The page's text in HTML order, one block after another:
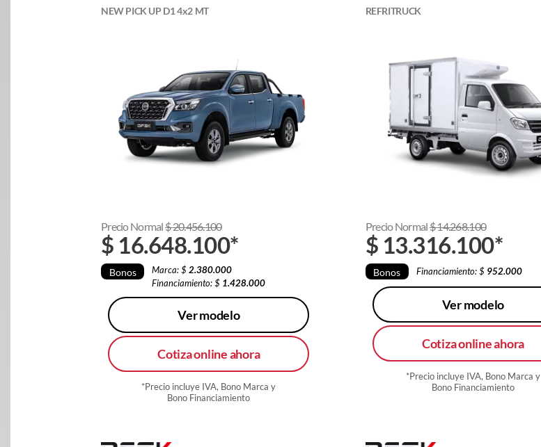
NEW PICK UP D1 4x2 MT
Precio Normal$20.456.100
$ 16.648.100*
Bonos Marca: $2.380.000
Financiamiento: $ 1.428.000
Ver modelo
Cotiza online ahora
*Precio incluye IVA, Bono Marca y
Bono Financiamiento
REFRITRUCK
Precio Normal$14.268.100
$ 13.316.100*
Bonos Financiamiento: $ 952.000
Ver modelo
Cotiza online ahora
*Precio incluye IVA, Bono Marca y
Bono Financiamiento